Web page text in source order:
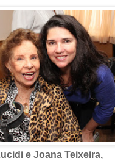
e Joana Teixeira,